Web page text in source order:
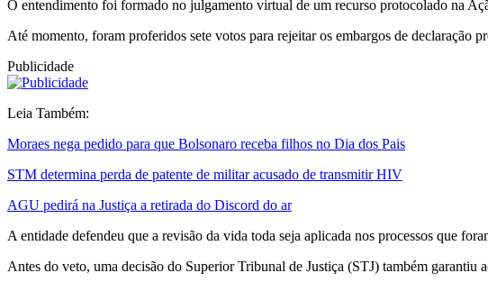
O entendimento foi formado no julgamento virtual de um recurso protocolado na
Até momento, foram proferidos sete votos para rejeitar os embargos de
Publicidade
Leia Também:
Moraes nega pedido para que Bolsonaro receba filhos no Dia dos Pais
STM determina perda de patente de militar acusado de transmitir HIV
AGU pedirá na Justiça a retirada do Discord do ar
A entidade defendeu que a revisão da vida toda seja aplicada nos processos que
Antes do veto, uma decisão do Superior Tribunal de Justiça (STJ) também garantiu